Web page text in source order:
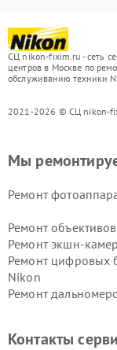
СЦ nikon-fixim.ru - сеть
центров в Москве по
обслуживанию техники
2021-2026 © СЦ nikon-
Мы
Ремонт
Ремонт
Ремонт экшн-
Ремонт цифровых
Nikon
Ремонт
Контакты